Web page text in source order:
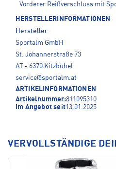
Vorderer Reißverschluss mit
HERSTELLERINFORMATIONEN
Hersteller
Sportalm GmbH
St. Johannerstraße 73
AT - 6370 Kitzbühel
service@sportalm.at
ARTIKELINFORMATIONEN
Artikelnummer:811095310
Im Angebot seit13.01.2025
VERVOLLSTÄNDIGE